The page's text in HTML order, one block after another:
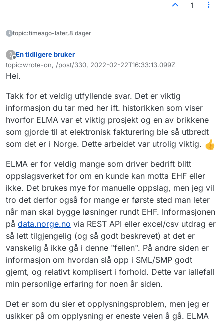
1
topic:timeago-later,8 dager
?
Frakoblet
En tidligere bruker
topic:wrote-on, /post/330, 2022-02-22T16:33:13.099Z
Sist endret av
Hei.
Takk for et veldig utfyllende svar. Det er viktig
informasjon du tar med her ift. historikken som viser
hvorfor ELMA var et viktig prosjekt og en av brikkene
som gjorde til at elektronisk fakturering ble så utbredt
som det er i Norge. Dette arbeidet var utrolig viktig.
ELMA er for veldig mange som driver bedrift blitt
oppslagsverket for om en kunde kan motta EHF eller
ikke. Det brukes mye for manuelle oppslag, men jeg vil
tro det derfor også for mange er første sted man leter
når man skal bygge løsninger rundt EHF. Informasjonen
på data.norge.no via REST API eller excel/csv utdrag er
så lett tilgjengelig (og så godt beskrevet) at det er
vanskelig å ikke gå i denne "fellen". På andre siden er
informasjon om hvordan slå opp i SML/SMP godt
gjemt, og relativt komplisert i forhold. Dette var iallefall
min personlige erfaring for noen år siden.
Det er som du sier et opplysningsproblem, men jeg er
usikker på om opplysning er eneste veien å gå. ELMA